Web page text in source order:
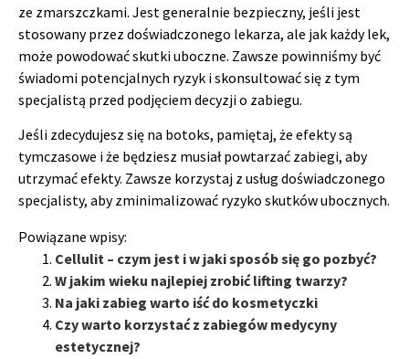
ze zmarszczkami. Jest generalnie bezpieczny, jeśli jest
stosowany przez doświadczonego lekarza, ale jak każdy lek,
może powodować skutki uboczne. Zawsze powinniśmy być
świadomi potencjalnych ryzyk i skonsultować się z tym
specjalistą przed podjęciem decyzji o zabiegu.
Jeśli zdecydujesz się na botoks, pamiętaj, że efekty są
tymczasowe i że będziesz musiał powtarzać zabiegi, aby
utrzymać efekty. Zawsze korzystaj z usług doświadczonego
specjalisty, aby zminimalizować ryzyko skutków ubocznych.
Powiązane wpisy:
Cellulit – czym jest i w jaki sposób się go pozbyć?
W jakim wieku najlepiej zrobić lifting twarzy?
Na jaki zabieg warto iść do kosmetyczki
Czy warto korzystać z zabiegów medycyny
estetycznej?